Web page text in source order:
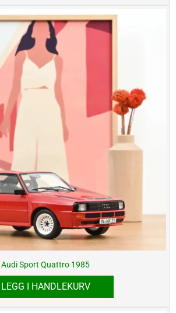
Audi Sport Quattro 1985
LEGG I HANDLEKURV